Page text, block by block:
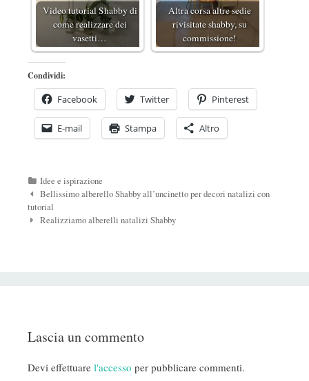
Video tutorial Shabby di
come realizzare dei
vasetti…
Altra corsa altre sedie
rivisitate shabby, su
commissione!
Condividi:
Facebook Twitter Pinterest
E-mail Stampa Altro
Categorie
Idee e ispirazione
Navigazione
Post
Bellissimo alberello Shabby all’uncinetto per decori natalizi con
tutorial
Realizziamo alberelli natalizi Shabby
Lascia un commento
Devi effettuare l'accesso per pubblicare commenti.